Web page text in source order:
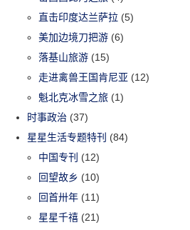
直击印度达兰萨拉 (5)
美加边境刀把游 (6)
落基山旅游 (15)
走进禽兽王国肯尼亚 (12)
魁北克冰雪之旅 (1)
时事政治 (37)
星星生活专题特刊 (84)
中国专刊 (12)
回望故乡 (10)
回首卅年 (11)
星星千禧 (21)